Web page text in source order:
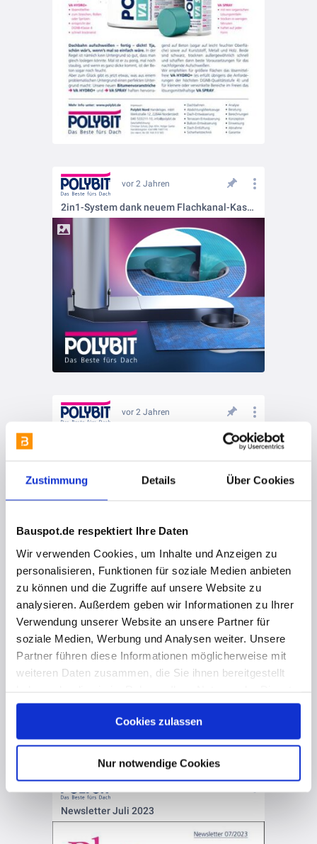
Zustimmung Details Über Cookies
Bauspot.de respektiert Ihre Daten
Wir verwenden Cookies, um Inhalte und Anzeigen zu
personalisieren, Funktionen für soziale Medien anbieten
zu können und die Zugriffe auf unsere Website zu
analysieren. Außerdem geben wir Informationen zu Ihrer
Verwendung unserer Website an unsere Partner für
soziale Medien, Werbung und Analysen weiter. Unsere
Partner führen diese Informationen möglicherweise mit
weiteren Daten zusammen, die Sie ihnen bereitgestellt
gesammelt haben. Hier finden Sie Informationen zum
und unserImpressum.
Cookies zulassen
Nur notwendige Cookies
vor 2 Jahren
2in1-System dank neuem Flachkanal-Kaskaden-Endstück - DIN 1986-100 konform!
vor 2 Jahren
Newsletter Juli 2023